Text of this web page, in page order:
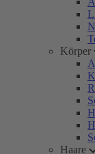
Körper
Haare